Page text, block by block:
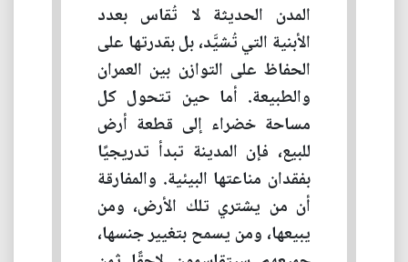
المدن الحديثة لا تُقاس بعدد
الأبنية التي تُشيَّد، بل بقدرتها على
الحفاظ على التوازن بين العمران
والطبيعة. أما حين تتحول كل
مساحة خضراء إلى قطعة أرض
للبيع، فإن المدينة تبدأ تدريجيًا
بفقدان مناعتها البيئية. والمفارقة
أن من يشتري تلك الأرض، ومن
يبيعها، ومن يسمح بتغيير جنسها،